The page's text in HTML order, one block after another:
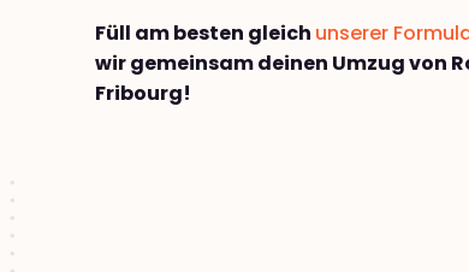
Füll am besten gleich unserer
wir gemeinsam deinen Umzug von
Fribourg!